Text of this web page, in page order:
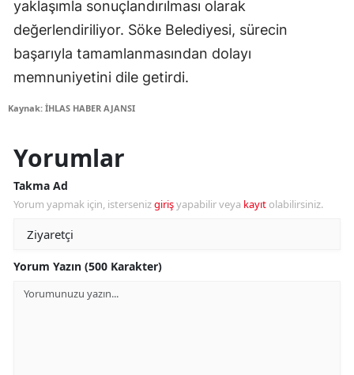
yaklaşımla sonuçlandırılması olarak
değerlendiriliyor. Söke Belediyesi, sürecin
başarıyla tamamlanmasından dolayı
memnuniyetini dile getirdi.
Kaynak: İHLAS HABER AJANSI
Yorumlar
Takma Ad
Yorum yapmak için, istersenizgirişyapabilir veya kayıt olabilirsiniz.
Yorum Yazın (500 Karakter)